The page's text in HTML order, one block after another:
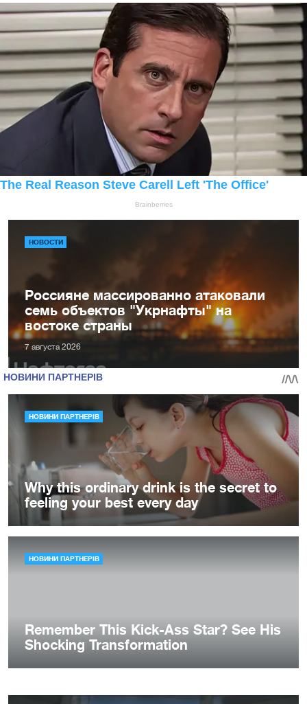
НОВОСТИ
Россияне массированно атаковали
семь объектов "Укрнафты" на
востоке страны
7 августа 2026